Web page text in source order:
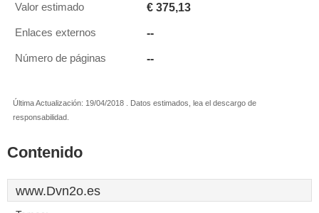
Valor estimado € 375,13
Enlaces externos --
Número de páginas --
Última Actualización: 19/04/2018 . Datos estimados, lea el descargo de
responsabilidad.
Contenido
www.Dvn2o.es